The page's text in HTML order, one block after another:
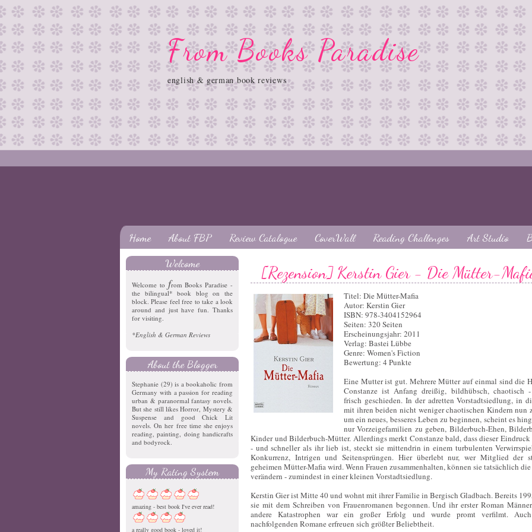
From Books Paradise
english & german book reviews
Home About FBP Review Catalogue CoverWall Reading Challenges Art Studio
Welcome
Welcome to from Books Paradise -
the bilingual* book blog on the
block. Please feel free to take a look
around and just have fun. Thanks
for visiting.
*English & German Reviews
About the Blogger
Stephanie (29) is a bookaholic from
Germany with a passion for reading
urban & paranormal fantasy novels.
But she still likes Horror, Mystery &
Suspense and good Chick Lit
novels. On her free time she enjoys
reading, painting, doing handicrafts
and bodyrock.
My Rating System
amazing - best book I've ever read!
a really good book - loved it!
[Rezension] Kerstin Gier - Die Mütter-
Titel: Die Mütter-Mafia
Autor: Kerstin Gier
ISBN: 978-3404152964
Seiten: 320 Seiten
Erscheinungsjahr: 2011
Verlag: Bastei Lübbe
Genre: Women's Fiction
Bewertung: 4 Punkte
Eine Mutter ist gut. Mehrere Mütter auf einmal sind die
Constanze ist Anfang dreißig, bildhübsch, chaotisch
frisch geschieden. In der adretten Vorstadtsiedlung, in
mit ihren beiden nicht weniger chaotischen Kindern nun
um ein neues, besseres Leben zu beginnen, scheint es
nur Vorzeigefamilien zu geben, Bilderbuch-Ehen,
Kinder und Bilderbuch-Mütter. Allerdings merkt Constanze bald, dass dieser
- und schneller als ihr lieb ist, steckt sie mittendrin in einem turbulenten
Konkurrenz, Intrigen und Seitensprüngen. Hier überlebt nur, wer Mitglied der
geheimen Mütter-Mafia wird. Wenn Frauen zusammenhalten, können sie tatsächlich
verändern - zumindest in einer kleinen Vorstadtsiedlung.
Kerstin Gier ist Mitte 40 und wohnt mit ihrer Familie in Bergisch Gladbach. Bereits
sie mit dem Schreiben von Frauenromanen begonnen. Und ihr erster Roman
andere Katastrophen war ein großer Erfolg und wurde promt verfilmt.
nachfolgenden Romane erfreuen sich größter Beliebtheit.